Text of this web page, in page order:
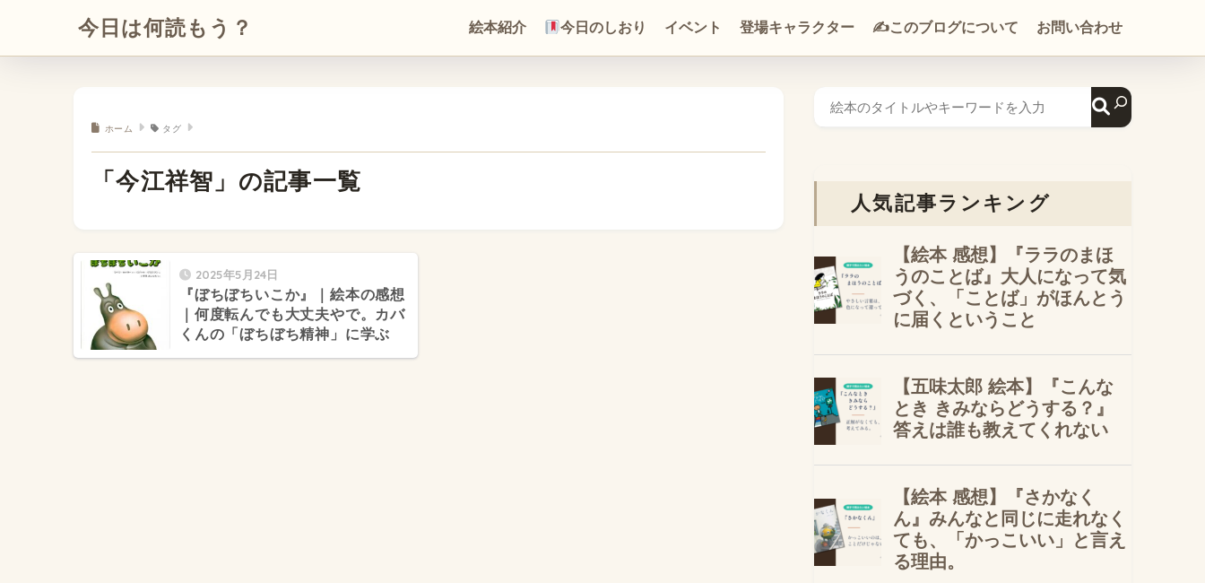
今日は何読もう？ 絵本紹介 今日のしおり イベント 登場キャラクター ✍️このブログについて お問い合わせ
ホーム タグ
「今江祥智」の記事一覧
2025年5月24日
『ぼちぼちいこか』｜絵本の感想
｜何度転んでも大丈夫やで。カバ
くんの「ぼちぼち精神」に学ぶ
人気記事ランキング